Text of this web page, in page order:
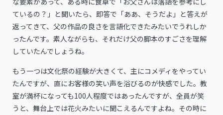
ているの？」と聞いたら、即答で「ああ、そうだよ」と答えが
返ってきて、父の作品の良さを言語化できたみたいでうれしか
ったんです。素人ながらも、それだけ父の脚本のすごさを理解
していたんでしょうね。
もう一つは文化祭の経験が大きくて、主にコメディをやってい
たんですが、直にお客様の笑い声を浴びるのが快感でした。教
室が満杯になっても100人程度ではあったんですが、全員が笑
うと、舞台上では花火みたいに聞こえるんですよね。その時に